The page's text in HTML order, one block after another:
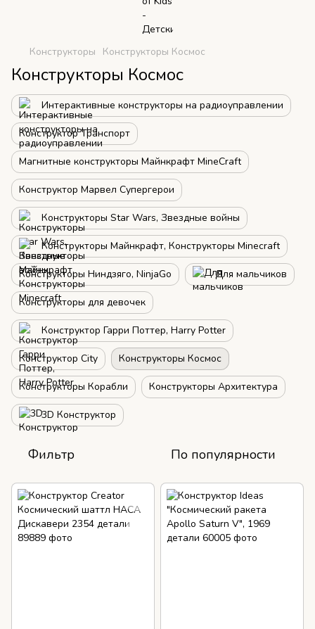
Конструкторы Конструкторы Космос
Конструкторы Космос
Интерактивные конструкторы на радиоуправлении
Конструктор Транспорт
Магнитные конструкторы Майнкрафт MineCraft
Конструктор Марвел Супергерои
Конструкторы Star Wars, Звездные войны
Конструкторы Майнкрафт, Конструкторы Minecraft
Конструкторы Ниндзяго, NinjaGo Для мальчиков
Конструкторы для девочек
Конструктор Гарри Поттер, Harry Potter
Конструктор City Конструкторы Космос
Конструкторы Корабли Конструкторы Архитектура
3D Конструктор
Фильтр По популярности